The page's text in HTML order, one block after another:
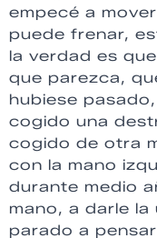
empecé a
puede frenar,
la verdad es
que parezca,
hubiese
cogido una
cogido de otra
con la mano
durante medio
mano, a darle la
parado a